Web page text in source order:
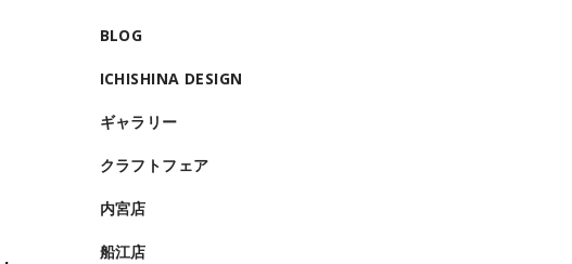
BLOG
ICHISHINA DESIGN
ギャラリー
クラフトフェア
内宮店
船江店